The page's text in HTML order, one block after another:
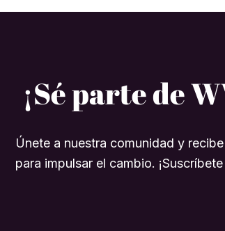
¡Sé parte de
Únete a nuestra comunidad y
para impulsar el cambio.